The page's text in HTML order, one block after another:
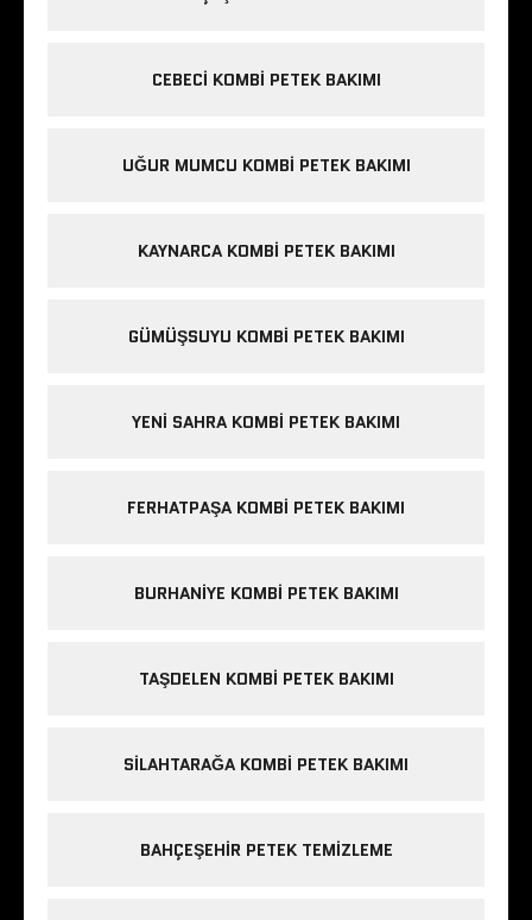
CEBECI KOMBI PETEK BAKIMI
UĞUR MUMCU KOMBI PETEK BAKIMI
KAYNARCA KOMBI PETEK BAKIMI
GÜMÜŞSUYU KOMBI PETEK BAKIMI
YENI SAHRA KOMBI PETEK BAKIMI
FERHATPAŞA KOMBI PETEK BAKIMI
BURHANIYE KOMBI PETEK BAKIMI
TAŞDELEN KOMBI PETEK BAKIMI
SILAHTARAĞA KOMBI PETEK BAKIMI
BAHÇEŞEHIR PETEK TEMIZLEME